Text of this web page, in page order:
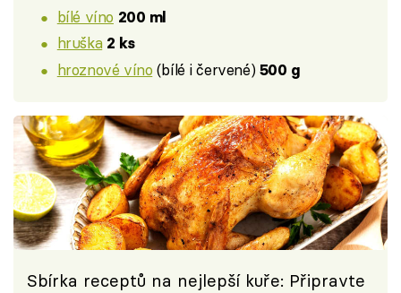
bílé víno 200 ml
hruška 2 ks
hroznové víno (bílé i červené) 500 g
Sbírka receptů na nejlepší kuře: Připravte